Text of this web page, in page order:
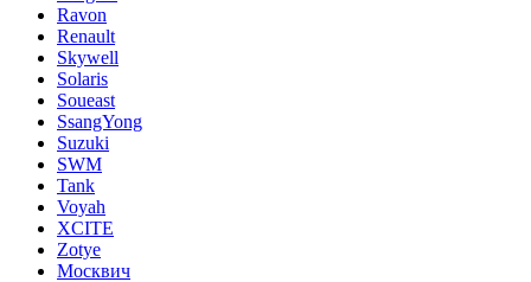
Ravon
Renault
Skywell
Solaris
Soueast
SsangYong
Suzuki
SWM
Tank
Voyah
XCITE
Zotye
Москвич